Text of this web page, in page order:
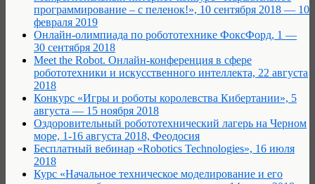
программирование – с пеленок!», 10 сентября 2018 — 10
февраля 2019
Онлайн-олимпиада по робототехнике ФоксФорд, 1 —
30 сентября 2018
Meet the Robot. Онлайн-конференция в сфере
робототехники и искусственного интеллекта, 22 августа
2018
Конкурс «Игры и роботы королевства Кибертании», 5
августа — 15 ноября 2018
Оздоровительный робототехнический лагерь на Черном
море, 1-16 августа 2018, Феодосия
Бесплатный вебинар «Robotics Technologies», 16 июля
2018
Курс «Начальное техническое моделирование и его